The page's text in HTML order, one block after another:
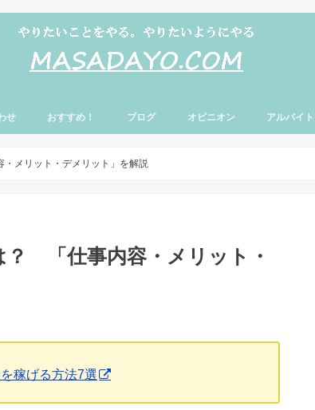
せ おすすめ！ ブログ オピニオン アルバイト
メリット・デメリット」を解説
？ 「仕事内容・メリット・
稼げる方法7選